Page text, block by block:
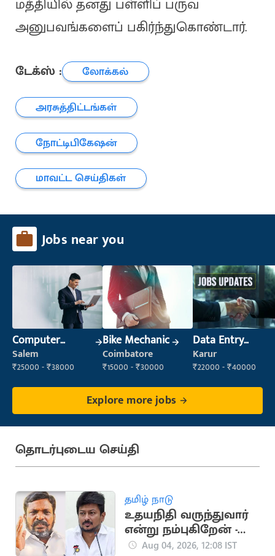
மத்தியில் தனது பள்ளிப் பருவ
அனுபவங்களைப் பகிர்ந்துகொண்டார்.
டேக்ஸ் :
லோக்கல்
அரசுத்திட்டங்கள்
நோட்டிபிகேஷன்
மாவட்ட செய்திகள்
Jobs near you
Computer
Operator
Salem
₹25000 - ₹38000
Bike Mechanic
Coimbatore
₹15000 - ₹30000
Data Entry
Operator
Karur
₹22000 - ₹40000
Explore more jobs
தொடர்புடைய செய்தி
தமிழ் நாடு
உதயநிதி வருந்துவார்
என்று நம்புகிறேன் -
திருமாவளவன்
Aug 04, 2026, 12:08 IST